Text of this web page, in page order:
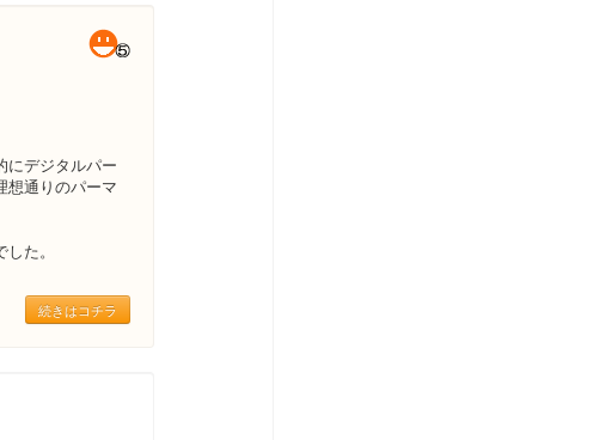
にデジタルパー
想通りのパーマ
た。
続きはコチラ